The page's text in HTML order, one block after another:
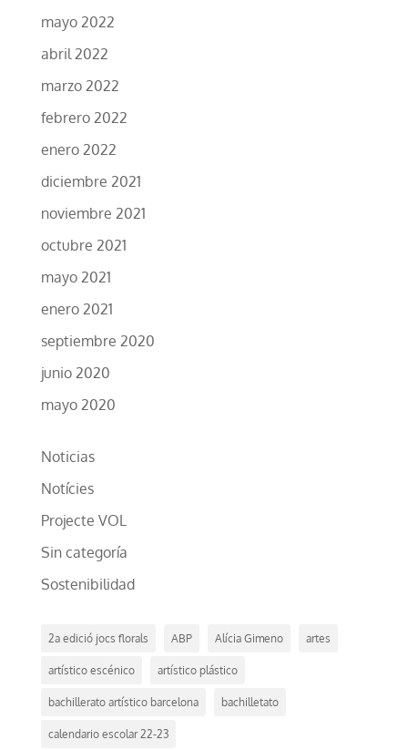
mayo 2022
abril 2022
marzo 2022
febrero 2022
enero 2022
diciembre 2021
noviembre 2021
octubre 2021
mayo 2021
enero 2021
septiembre 2020
junio 2020
mayo 2020
Noticias
Notícies
Projecte VOL
Sin categoría
Sostenibilidad
2a edició jocs florals ABP Alícia Gimeno artes
artístico escénico artístico plástico
bachillerato artístico barcelona bachilletato
calendario escolar 22-23